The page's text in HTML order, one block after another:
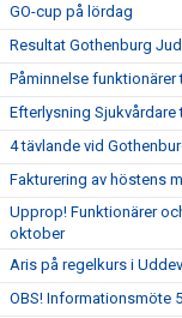
GO-cup på lördag
Resultat Gothenburg
Påminnelse funktionärer
Efterlysning Sjukvårdare
4 tävlande vid
Fakturering av höstens
Upprop! Funktionärer
oktober
Aris på regelkurs i
OBS! Informationsmöte